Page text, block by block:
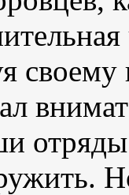
отряды